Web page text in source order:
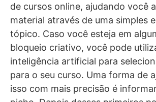
de cursos online, ajudando você
material através de uma simples
tópico. Caso você esteja em
bloqueio criativo, você pode
inteligência artificial para
para o seu curso. Uma forma de
isso com mais precisão é